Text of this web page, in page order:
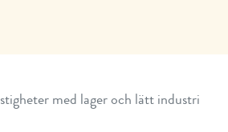
med lager och lätt industri